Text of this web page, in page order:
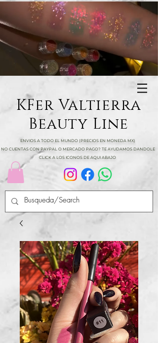
KFer Valtierra
Beauty Line
ENVIOS A TODO EL MUNDO (PRECIOS EN MONEDA MX)
NO CUENTAS CON PAYPAL O MERCADO PAGO? TE AYUDAMOS DANDOLE
CLICK A LOS ICONOS DE AQUI ABAJO